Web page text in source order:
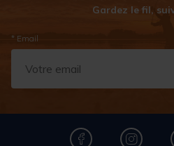
Gardez le fil,
* Email